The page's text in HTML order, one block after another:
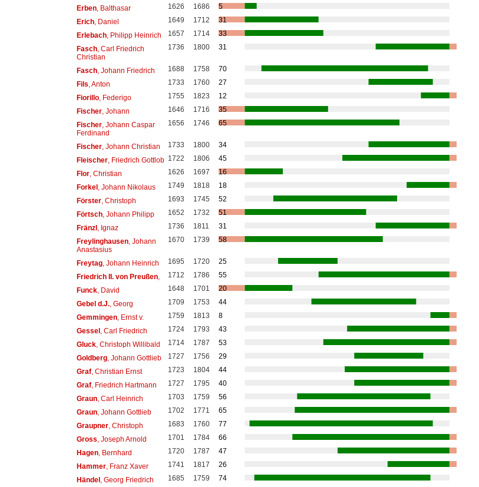
Erben, Balthasar 1626 1686
5
Erich, Daniel 1649 1712
31
Erlebach, Philipp Heinrich 1657 1714
33
Fasch, Carl Friedrich
Christian
1736 1800 31
Fasch, Johann Friedrich 1688 1758
70
Fils , Anton 1733 1760
27
Fiorillo, Federigo 1755 1823
12
Fischer, Johann 1646 1716
35
Fischer, Johann Caspar
Ferdinand
1656 1746 65
Fischer, Johann Christian 1733 1800
34
Fleischer, Friedrich Gottlob 1722 1806
45
Flor, Christian 1626 1697
16
Forkel, Johann Nikolaus 1749 1818
18
Förster, Christoph 1693 1745
52
Förtsch, Johann Philipp 1652 1732
51
Fränzl, Ignaz 1736 1811
31
Freylinghausen, Johann
Anastasius
1670 1739 58
Freytag, Johann Heinrich 1695 1720
25
Friedrich II. von Preußen, 1712 1786
55
Funck, David 1648 1701
20
Gebel d.J., Georg 1709 1753
44
Gemmingen, Ernst v. 1759 1813
8
Gessel, Carl Friedrich 1724 1793
43
Gluck, Christoph Willibald 1714 1787
53
Goldberg, Johann Gottlieb 1727 1756
29
Graf, Christian Ernst 1723 1804
44
Graf, Friedrich Hartmann 1727 1795
40
Graun, Carl Heinrich 1703 1759
56
Graun, Johann Gottlieb 1702 1771
65
Graupner, Christoph 1683 1760
77
Gross , Joseph Arnold 1701 1784
66
Hagen, Bernhard 1720 1787
47
Hammer, Franz Xaver 1741 1817
26
Händel, Georg Friedrich 1685 1759
74